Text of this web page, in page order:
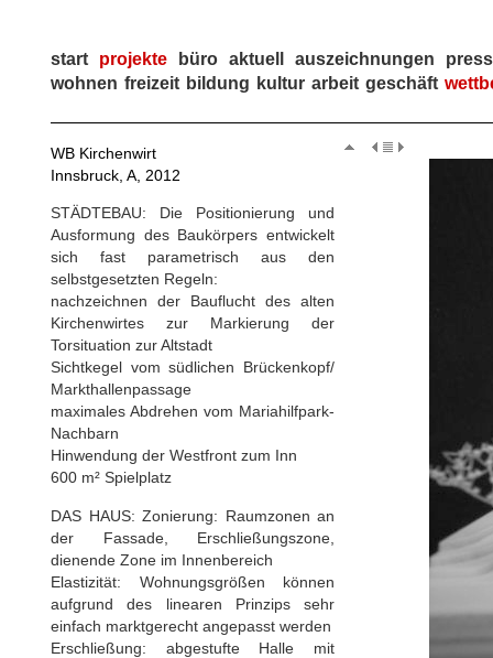
start projekte büro aktuell auszeichnungen
wohnen freizeit bildung kultur arbeit geschäft
WB Kirchenwirt
Innsbruck, A, 2012
STÄDTEBAU: Die Positionierung und
Ausformung des Baukörpers entwickelt
sich fast parametrisch aus den
selbstgesetzten Regeln:
nachzeichnen der Bauflucht des alten
Kirchenwirtes zur Markierung der
Torsituation zur Altstadt
Sichtkegel vom südlichen Brückenkopf/
Markthallenpassage
maximales Abdrehen vom Mariahilfpark-
Nachbarn
Hinwendung der Westfront zum Inn
600 m² Spielplatz
DAS HAUS: Zonierung: Raumzonen an
der Fassade, Erschließungszone,
dienende Zone im Innenbereich
Elastizität: Wohnungsgrößen können
aufgrund des linearen Prinzips sehr
einfach marktgerecht angepasst werden
Erschließung: abgestufte Halle mit